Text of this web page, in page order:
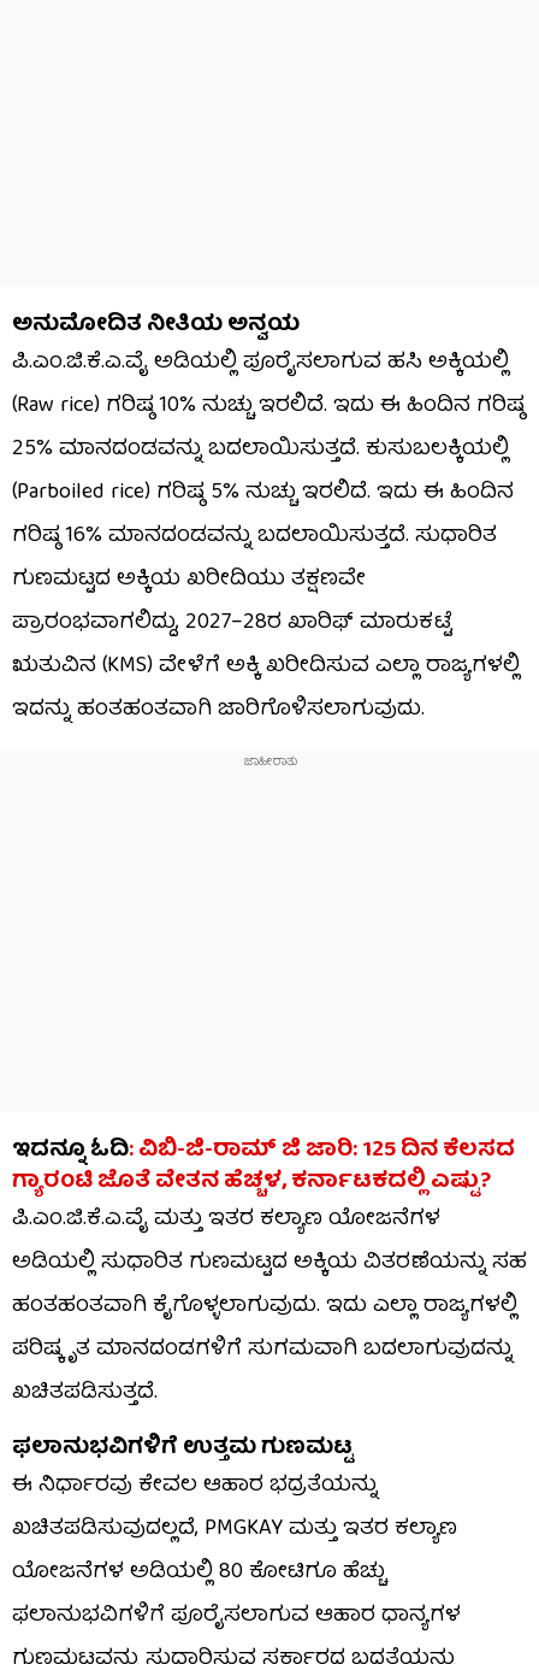
ಅನುಮೋದಿತ ನೀತಿಯ ಅನ್ವಯ
ಪಿ.ಎಂ.ಜಿ.ಕೆ.ಎ.ವೈ ಅಡಿಯಲ್ಲಿ ಪೂರೈಸಲಾಗುವ ಹಸಿ ಅಕ್ಕಿಯಲ್ಲಿ
(Raw rice) ಗರಿಷ್ಠ 10% ನುಚ್ಚು ಇರಲಿದೆ. ಇದು ಈ ಹಿಂದಿನ ಗರಿಷ್ಠ
25% ಮಾನದಂಡವನ್ನು ಬದಲಾಯಿಸುತ್ತದೆ. ಕುಸುಬಲಕ್ಕಿಯಲ್ಲಿ
(Parboiled rice) ಗರಿಷ್ಠ 5% ನುಚ್ಚು ಇರಲಿದೆ. ಇದು ಈ ಹಿಂದಿನ
ಗರಿಷ್ಠ 16% ಮಾನದಂಡವನ್ನು ಬದಲಾಯಿಸುತ್ತದೆ. ಸುಧಾರಿತ
ಗುಣಮಟ್ಟದ ಅಕ್ಕಿಯ ಖರೀದಿಯು ತಕ್ಷಣವೇ
ಪ್ರಾರಂಭವಾಗಲಿದ್ದು, 2027–28ರ ಖಾರಿಫ್ ಮಾರುಕಟ್ಟೆ
ಋತುವಿನ (KMS) ವೇಳೆಗೆ ಅಕ್ಕಿ ಖರೀದಿಸುವ ಎಲ್ಲಾ ರಾಜ್ಯಗಳಲ್ಲಿ
ಇದನ್ನು ಹಂತಹಂತವಾಗಿ ಜಾರಿಗೊಳಿಸಲಾಗುವುದು.
ಇದನ್ನೂ ಓದಿ: ವಿಬಿ-ಜಿ-ರಾಮ್​​ ಜಿ ಜಾರಿ: 125 ದಿನ ಕೆಲಸದ
ಗ್ಯಾರಂಟಿ ಜೊತೆ ವೇತನ ಹೆಚ್ಚಳ, ಕರ್ನಾಟಕದಲ್ಲಿ ಎಷ್ಟು?
ಪಿ.ಎಂ.ಜಿ.ಕೆ.ಎ.ವೈ ಮತ್ತು ಇತರ ಕಲ್ಯಾಣ ಯೋಜನೆಗಳ
ಅಡಿಯಲ್ಲಿ ಸುಧಾರಿತ ಗುಣಮಟ್ಟದ ಅಕ್ಕಿಯ ವಿತರಣೆಯನ್ನು ಸಹ
ಹಂತಹಂತವಾಗಿ ಕೈಗೊಳ್ಳಲಾಗುವುದು. ಇದು ಎಲ್ಲಾ ರಾಜ್ಯಗಳಲ್ಲಿ
ಪರಿಷ್ಕೃತ ಮಾನದಂಡಗಳಿಗೆ ಸುಗಮವಾಗಿ ಬದಲಾಗುವುದನ್ನು
ಖಚಿತಪಡಿಸುತ್ತದೆ.
ಫಲಾನುಭವಿಗಳಿಗೆ ಉತ್ತಮ ಗುಣಮಟ್ಟ
ಈ ನಿರ್ಧಾರವು ಕೇವಲ ಆಹಾರ ಭದ್ರತೆಯನ್ನು
ಖಚಿತಪಡಿಸುವುದಲ್ಲದೆ, PMGKAY ಮತ್ತು ಇತರ ಕಲ್ಯಾಣ
ಯೋಜನೆಗಳ ಅಡಿಯಲ್ಲಿ 80 ಕೋಟಿಗೂ ಹೆಚ್ಚು
ಫಲಾನುಭವಿಗಳಿಗೆ ಪೂರೈಸಲಾಗುವ ಆಹಾರ ಧಾನ್ಯಗಳ